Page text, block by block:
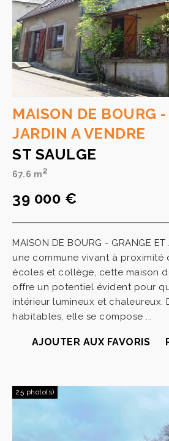
MAISON DE BOURG
JARDIN A VENDRE
ST SAULGE
67.6 m2
39 000 €
MAISON DE BOURG - GRANGE
une commune vivant à proximité
écoles et collège, cette maison
offre un potentiel évident pour
intérieur lumineux et chaleureux.
habitables, elle se compose ...
AJOUTER AUX FAVORIS
25 photo(s)